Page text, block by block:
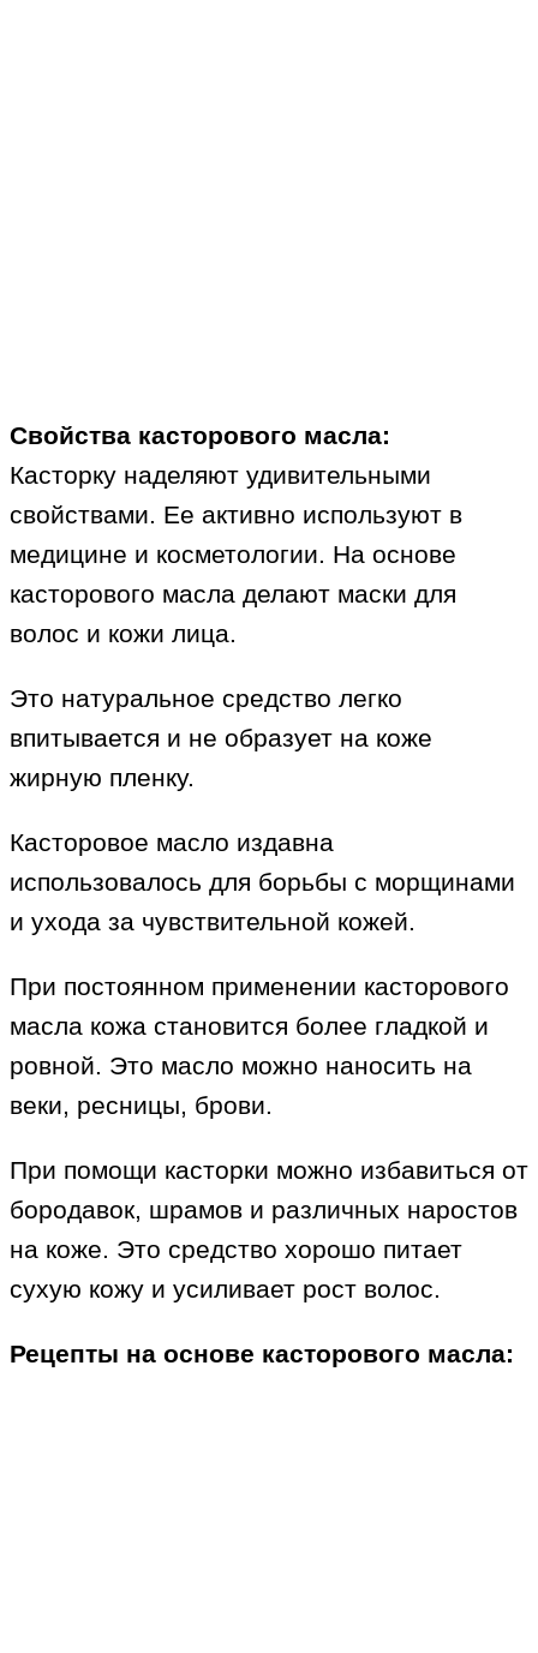
Свойства касторового масла:
Касторку наделяют удивительными
свойствами. Ее активно используют в
медицине и косметологии. На основе
касторового масла делают маски для
волос и кожи лица.
Это натуральное средство легко
впитывается и не образует на коже
жирную пленку.
Касторовое масло издавна
использовалось для борьбы с морщинами
и ухода за чувствительной кожей.
При постоянном применении касторового
масла кожа становится более гладкой и
ровной. Это масло можно наносить на
веки, ресницы, брови.
При помощи касторки можно избавиться от
бородавок, шрамов и различных наростов
на коже. Это средство хорошо питает
сухую кожу и усиливает рост волос.
Рецепты на основе касторового масла: